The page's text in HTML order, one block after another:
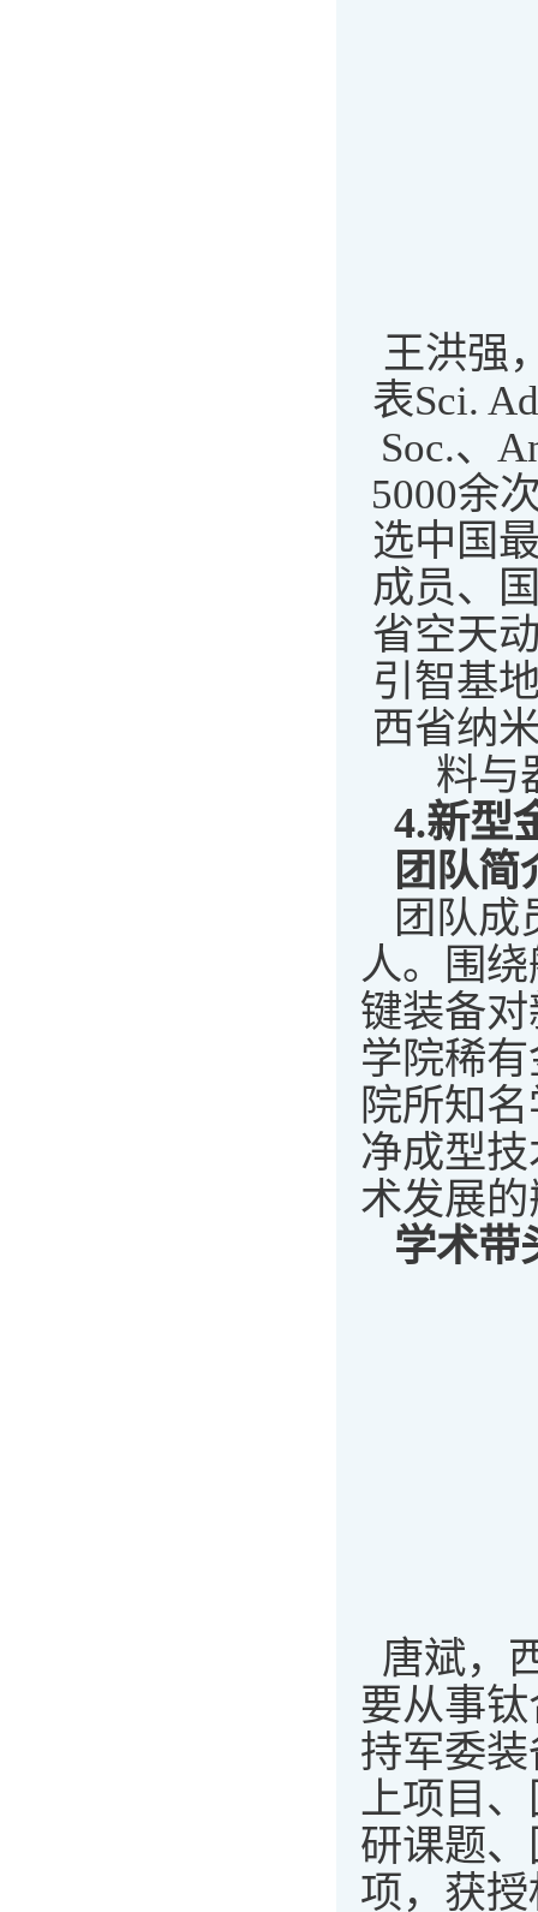
王洪强
表Sci.
Soc.、
5000余
选中国
成员、
省空天
引智基
西省纳
料与
4.新型
团队简
团队成
人。围
键装备
学院稀
院所知
净成型
术发展
学术带
唐斌，
要从事
持军委
上项目
研课题
项，获